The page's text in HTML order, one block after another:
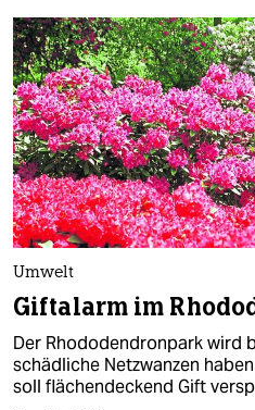
Umwelt
Giftalarm im
Der Rhododendronpark wird
schädliche Netzwanzen
soll flächendeckend Gift